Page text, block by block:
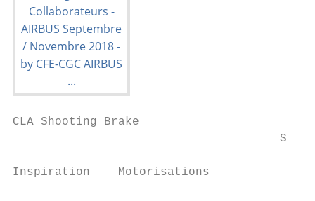
CLA Shooting Brake
Inspiration    Motorisations